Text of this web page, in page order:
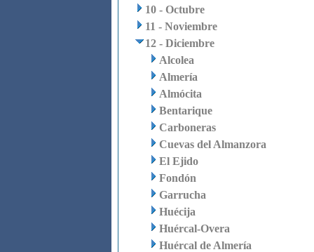
10 - Octubre
11 - Noviembre
12 - Diciembre
Alcolea
Almería
Almócita
Bentarique
Carboneras
Cuevas del Almanzora
El Ejido
Fondón
Garrucha
Huécija
Huércal-Overa
Huércal de Almería